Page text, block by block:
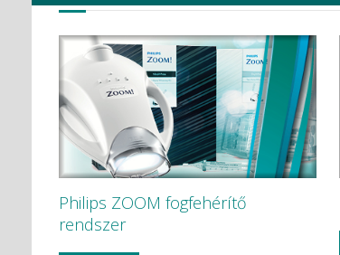
Philips ZOOM fogfehérítő
rendszer